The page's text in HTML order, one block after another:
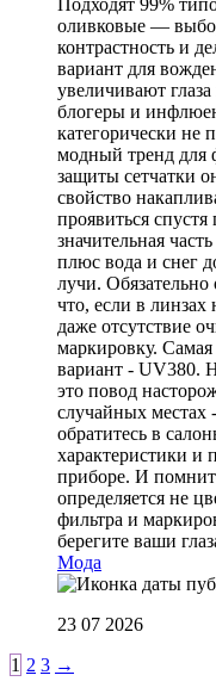
Подходят 99%
оливковые —
контрастность и
вариант для
увеличивают
блогеры и
категорически не
модный тренд для
защиты сетчатки
свойство
проявиться
значительная
плюс вода и снег
лучи.
что, если в
даже отсутствие
маркировку.
вариант - UV380.
это повод
случайных местах
обратитесь в
характеристики и
приборе. И
определяется не
фильтра и
берегите ваши
Мода
23 07 2026
1 2 3 →